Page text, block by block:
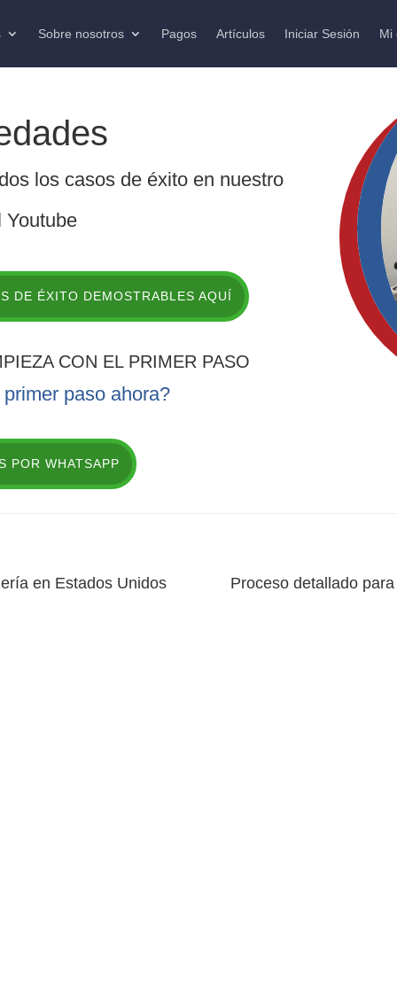
Sobre nosotros Pagos Artículos Iniciar Sesión Mi
los casos de éxito en nuestro
Youtube
DE ÉXITO DEMOSTRABLES AQUÍ
CON EL PRIMER PASO
paso ahora?
POR WHATSAPP
en Estados Unidos Proceso detallado